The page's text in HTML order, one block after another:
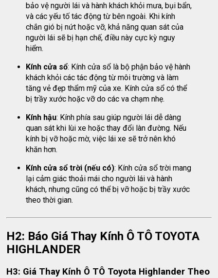
bảo vệ người lái và hành khách khỏi mưa, bụi bẩn,
và các yếu tố tác động từ bên ngoài. Khi kính
chắn gió bị nứt hoặc vỡ, khả năng quan sát của
người lái sẽ bị hạn chế, điều này cực kỳ nguy
hiểm.
Kính cửa sổ: Kính cửa sổ là bộ phận bảo vệ hành
khách khỏi các tác động từ môi trường và làm
tăng vẻ đẹp thẩm mỹ của xe. Kính cửa sổ có thể
bị trầy xước hoặc vỡ do các va chạm nhẹ.
Kính hậu: Kính phía sau giúp người lái dễ dàng
quan sát khi lùi xe hoặc thay đổi làn đường. Nếu
kính bị vỡ hoặc mờ, việc lái xe sẽ trở nên khó
khăn hơn.
Kính cửa sổ trời (nếu có): Kính cửa sổ trời mang
lại cảm giác thoải mái cho người lái và hành
khách, nhưng cũng có thể bị vỡ hoặc bị trầy xước
theo thời gian.
H2: Báo Giá Thay Kính Ô TÔ TOYOTA
HIGHLANDER
H3: Giá Thay Kính Ô TÔ Toyota Highlander Theo